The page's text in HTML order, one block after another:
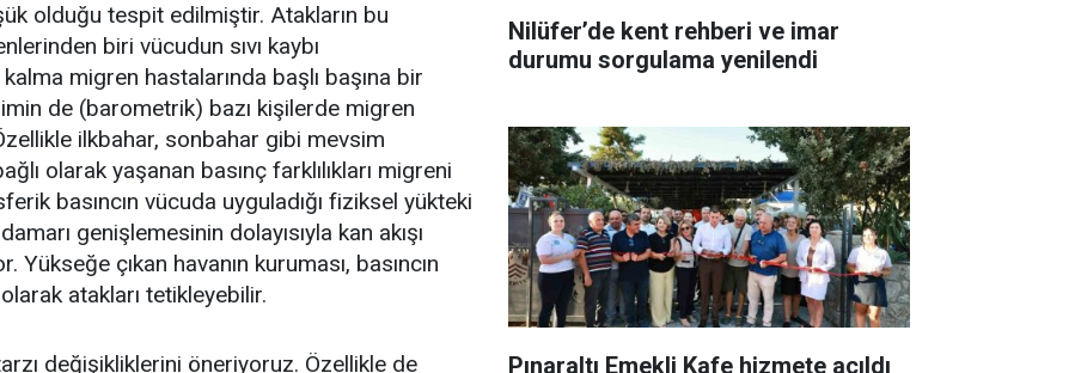
olduğu tespit edilmiştir. Atakların bu
biri vücudun sıvı kaybı
migren hastalarında başlı başına bir
de (barometrik) bazı kişilerde migren
ilkbahar, sonbahar gibi mevsim
olarak yaşanan basınç farklılıkları migreni
basıncın vücuda uyguladığı fiziksel yükteki
genişlemesinin dolayısıyla kan akışı
Yükseğe çıkan havanın kuruması, basıncın
atakları tetikleyebilir.
değişikliklerini öneriyoruz. Özellikle de
Nilüfer’de kent rehberi ve imar
durumu sorgulama yenilendi
Pınaraltı Emekli Kafe hizmete açıldı